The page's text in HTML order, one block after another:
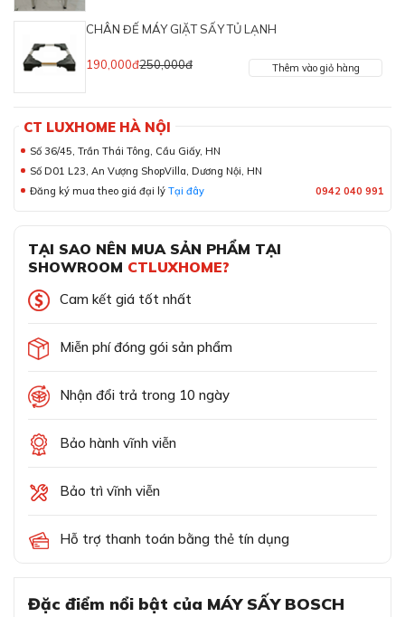
CHÂN ĐẾ MÁY GIẶT SẤY TỦ LẠNH
190,000đ250,000đ Thêm vào giỏ hàng
CT LUXHOME HÀ NỘI
Số 36/45, Trần Thái Tông, Cầu Giấy, HN
Số D01 L23, An Vượng ShopVilla, Dương Nội, HN
Đăng ký mua theo giá đại lý Tại đây 0942 040 991
TẠI SAO NÊN MUA SẢN PHẨM TẠI
SHOWROOM CTLUXHOME?
Cam kết giá tốt nhất
Miễn phí đóng gói sản phẩm
Nhận đổi trả trong 10 ngày
Bảo hành vĩnh viễn
Bảo trì vĩnh viễn
Hỗ trợ thanh toán bằng thẻ tín dụng
Đặc điểm nổi bật của MÁY SẤY BOSCH